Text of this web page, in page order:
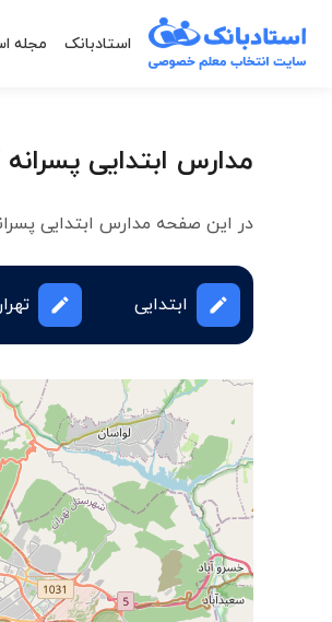
استادبانک مجله
مدارس ابتدایی پسرانه
در این صفحه مدارس ابتدایی پسرانه آیت الله
ابتدایی